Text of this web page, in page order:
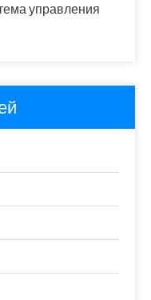
управления